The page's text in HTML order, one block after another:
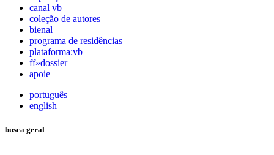
canal vb
coleção de autores
bienal
programa de residências
plataforma:vb
ff»dossier
apoie
português
english
busca geral